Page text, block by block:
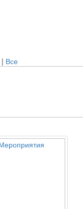
| Все